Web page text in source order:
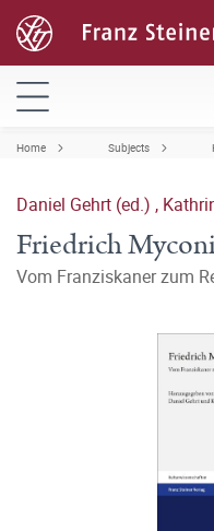
Home Subjects
Daniel Gehrt (ed.) ,
Friedrich
Vom Franziskaner zum